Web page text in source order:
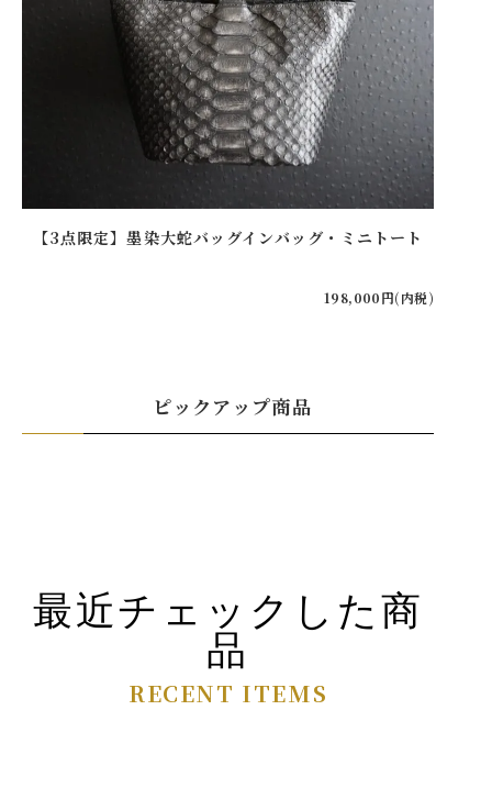
【3点限定】墨染大蛇バッグインバッグ・ミニトート
198,000円(内税)
ピックアップ商品
最近チェックした商
品
RECENT ITEMS